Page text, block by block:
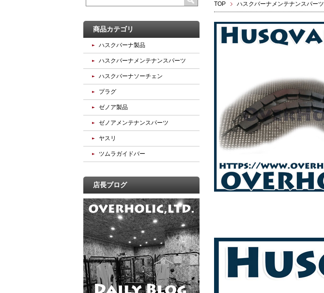
TOP ハスクバーナメンテナンスパーツ
商品カテゴリ
ハスクバーナ製品
ハスクバーナメンテナンスパーツ
ハスクバーナソーチェン
プラグ
ゼノア製品
ゼノアメンテナンスパーツ
ヤスリ
ツムラガイドバー
店長ブログ